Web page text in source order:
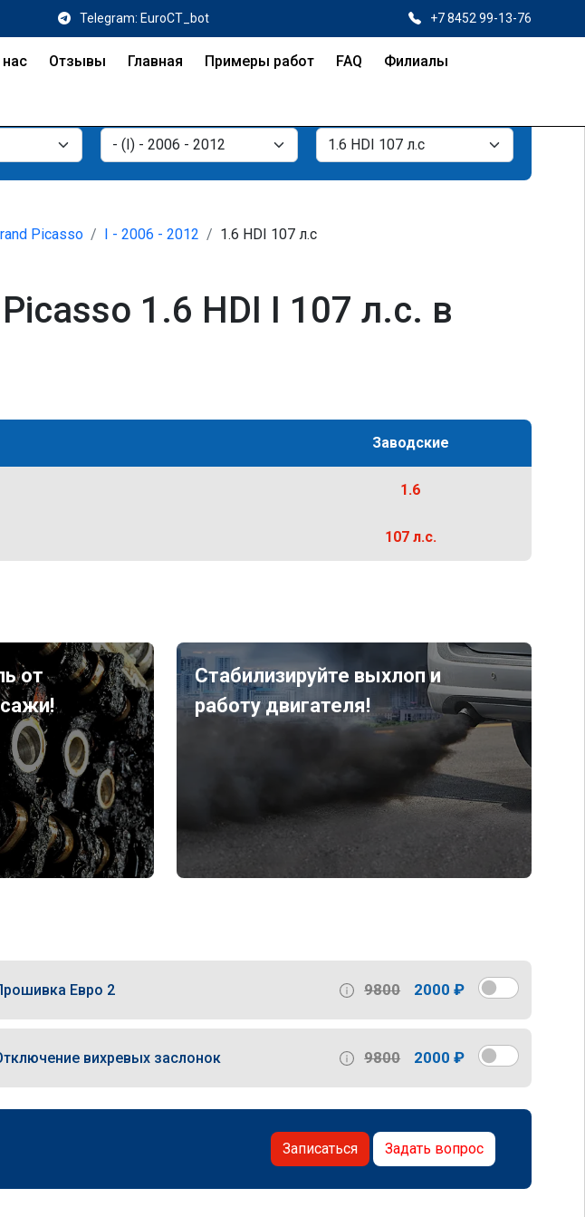
Telegram: EuroCT_bot +7 8452 99-13-76
Отзывы Главная Примеры работ FAQ Филиалы
Picasso I - 2006 - 2012 1.6 HDI 107 л.с
1.6 HDI I 107 л.с. в
Заводские
1.6
107 л.с.
от
Стабилизируйте выхлоп и
работу двигателя!
Евро 2 9800 2000 ₽
вихревых заслонок 9800 2000 ₽
Записаться Задать вопрос